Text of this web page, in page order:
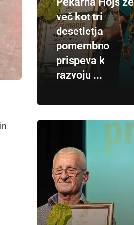
več kot tri
desetletja
pomembno
prispeva k
razvoju ...